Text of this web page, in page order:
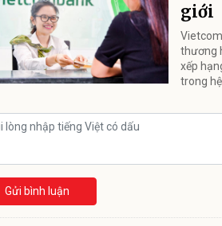
giới
thương
xếp
trong
Gửi bình luận